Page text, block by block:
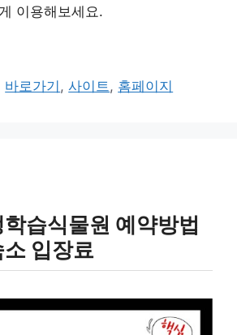
이용해보세요.
바로가기 ,사이트, 홈페이지
습식물원 예약방법
입장료